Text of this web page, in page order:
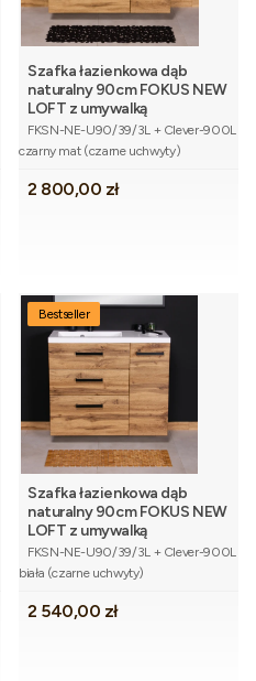
Szafka łazienkowa dąb
naturalny 90cm FOKUS NEW
LOFT z umywalką
Kod produktu
FKSN-NE-U90/39/3L + Clever-900L
czarny mat (czarne uchwyty)
Cena
2 800,00 zł
Bestseller
Szafka łazienkowa dąb
naturalny 90cm FOKUS NEW
LOFT z umywalką
Kod produktu
FKSN-NE-U90/39/3L + Clever-900L
biała (czarne uchwyty)
Cena
2 540,00 zł